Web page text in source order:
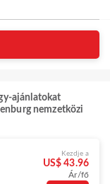
ajánlatokat
nemzetközi
Kezdje a
US$ 43.96
Ár/fő